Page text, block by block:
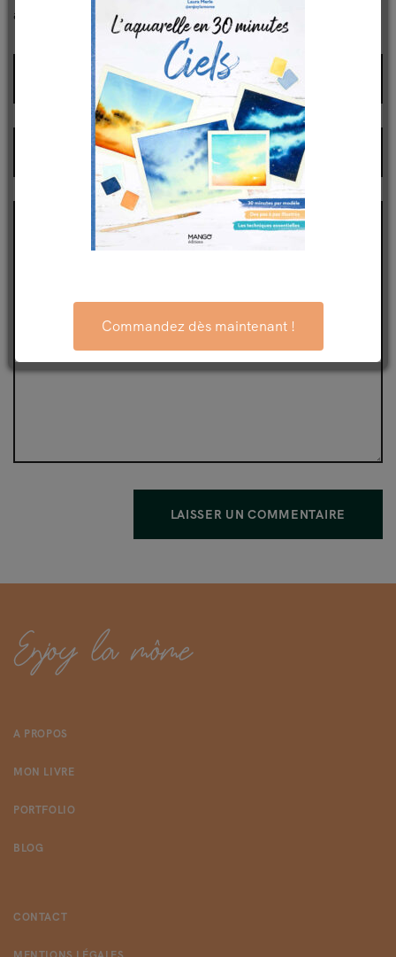
are marked *
A PROPOS
MON LIVRE
PORTFOLIO
BLOG
CONTACT
Commandez dès maintenant !